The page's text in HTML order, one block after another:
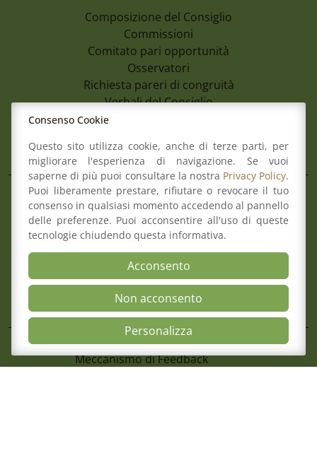
Open
4 Agosto 2026
Cimone 2027 59° Campionato
Magistrati
Composizione del Consiglio
Commissioni
Comitato pari opportunità
Osservatori
Richiesta pareri di congruità
Verbali del Consiglio
Aree
Il Consiglio
Consultazione Albo
Formazione
Comitato pari opportunità
Mediazione
Organismo di composizione della crisi
Mappa del sito
Contatti
Meccanismo di Feedback
Consenso Cookie
Questo sito utilizza cookie, anche di terze parti, per
migliorare l'esperienza di navigazione. Se vuoi
saperne di più puoi consultare la nostra Privacy Policy.
Puoi liberamente prestare, rifiutare o revocare il tuo
consenso in qualsiasi momento accedendo al pannello
delle preferenze. Puoi acconsentire all'uso di queste
tecnologie chiudendo questa informativa.
Acconsento
Non acconsento
Personalizza